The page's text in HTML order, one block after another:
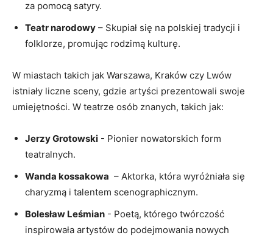
za pomocą satyry.
Teatr narodowy – ​Skupiał się ‍na polskiej tradycji i
folklorze, promując rodzimą kulturę.
W miastach takich jak Warszawa, ​Kraków czy Lwów
istniały liczne sceny, gdzie artyści prezentowali swoje
umiejętności. W teatrze osób⁢ znanych, takich jak:
Jerzy Grotowski -‌ Pionier nowatorskich form
teatralnych.
Wanda kossakowa ‌ – Aktorka,⁣ która wyróżniała się
charyzmą i talentem scenographicznym.
Bolesław Leśmian ⁣- Poetą, którego twórczość
inspirowała artystów do ‌podejmowania nowych